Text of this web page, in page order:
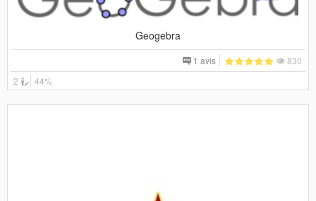
Geogebra
830
1 avis
2
44%